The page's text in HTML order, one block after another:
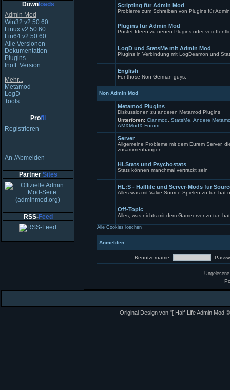
Downloads
Admin Mod
Win32 v2.50.60
Linux v2.50.60
Lin64 v2.50.60
Alle Versionen
Dokumentation
Plugins
Inoff. Version
Mehr...
Metamod
LogD
Tools
Profil
Registrieren
An-/Abmelden
Partner Sites
RSS-Feed
ungelesenen
Beiträge
Keine
ungelesenen
Beiträge
Scripting für Admin Mod
Probleme zum Schreiben von Plugins für
Beiträge
Plugins für Admin Mod
Postet Ideen zu neuen Plugins oder
Beiträge
LogD und StatsMe mit Admin Mod
Plugins in Verbindung mit LogDeamon und
Beiträge
English
For those Non-German guys.
Non Admin Mod
Keine
ungelesenen
Beiträge
Metamod Plugins
Diskussionen zu anderen Metamod Plugins
Unterforen: Clanmod StatsMe Andere
AMXModX Forum
Beiträge
Server
Allgemeine Probleme mit dem Eurem Server,
zusammenhängen
Beiträge
HLStats und Psychostats
Stats können manchmal vertrackt sein
Beiträge
HL:S - Halflife und Server-Mods für
Alles was mit Valve:Source Spielen zu tun hat
gesperrt
Off-Topic
Alles, was nichts mit dem Gameerver zu tun
Alle Cookies löschen
Anmelden
Benutzername:
Original Design von "[ Half-Life Admin Mod